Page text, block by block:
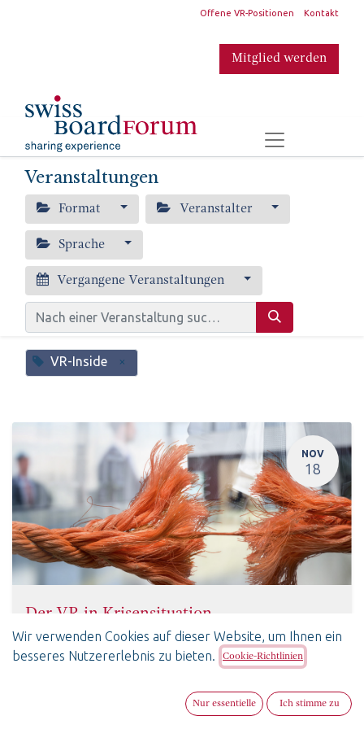
Offene VR-Positionen Kontakt
Mitglied werden
Veranstaltungen
Format Veranstalter
Sprache
Vergangene Veranstaltungen
VR-Inside ×
NOV
18
Der VR in Krisensituation
18. November 2025- 17:30(Europe/Zurich)
Bern,Schweiz
Anmeldungen extern oder geschlossen
Wir verwenden Cookies auf dieser Website, um Ihnen ein
besseres Nutzererlebnis zu bieten.
Cookie-Richtlinien
Nur essentielle Ich stimme zu